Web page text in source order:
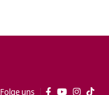
Folge uns